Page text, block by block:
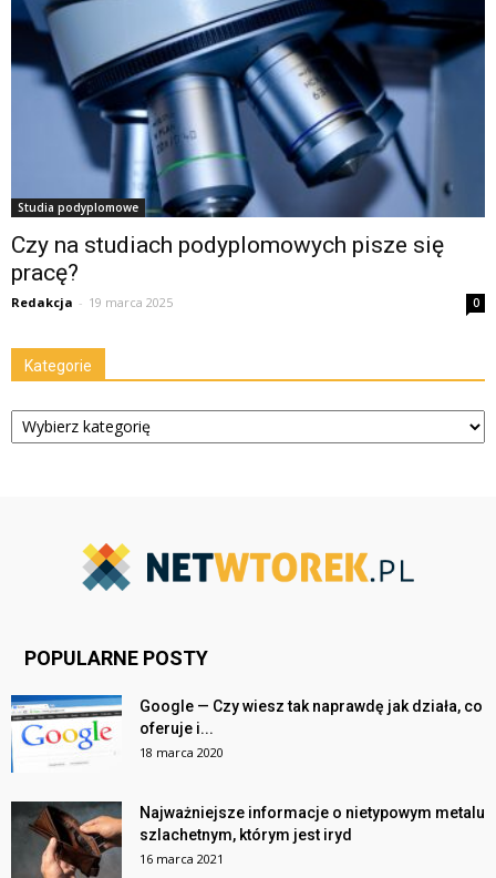
Studia podyplomowe
Czy na studiach podyplomowych pisze się
pracę?
Redakcja - 19 marca 2025 0
Kategorie
Kategorie
POPULARNE POSTY
Google — Czy wiesz tak naprawdę jak działa, co
oferuje i...
18 marca 2020
Najważniejsze informacje o nietypowym metalu
szlachetnym, którym jest iryd
16 marca 2021